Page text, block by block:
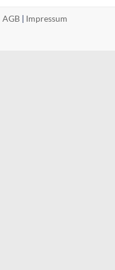
AGB | Impressum